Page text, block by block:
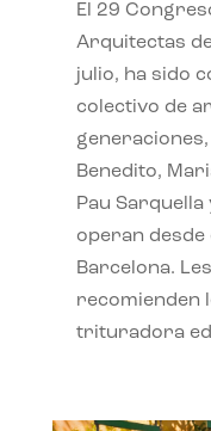
El 29
Arquitectas
julio, ha sido
colectivo de
Benedito,
Pau
operan
Barcelona.
recomienden
trituradora